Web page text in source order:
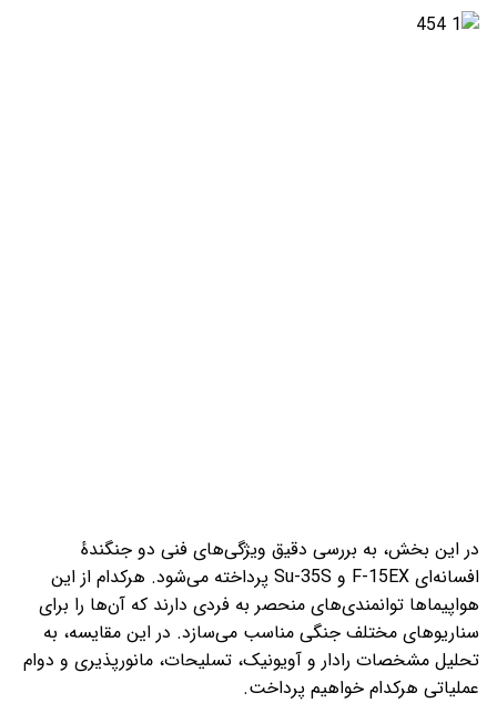
در این بخش، به بررسی دقیق ویژگی‌های فنی دو جنگندهٔ
افسانه‌ای F-15EX و Su-35S پرداخته می‌شود. هرکدام از این
هواپیماها توانمندی‌های منحصر به فردی دارند که آن‌ها را برای
سناریوهای مختلف جنگی مناسب می‌سازد. در این مقایسه، به
تحلیل مشخصات رادار و آویونیک، تسلیحات، مانورپذیری و دوام
عملیاتی هرکدام خواهیم پرداخت.